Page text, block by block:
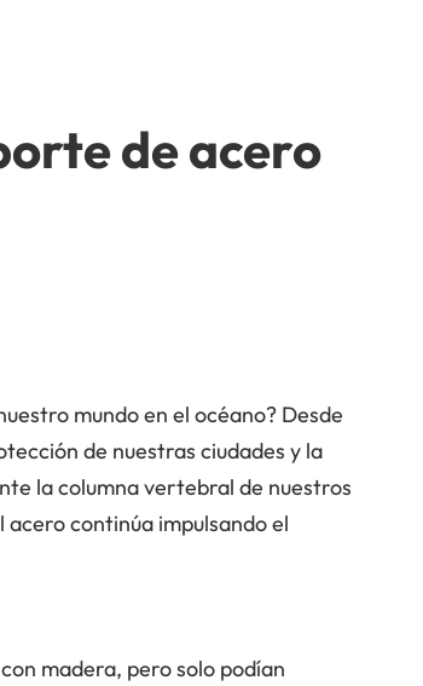
de acero
mundo en el océano? Desde
de nuestras ciudades y la
la columna vertebral de nuestros
continúa impulsando el
madera, pero solo podían